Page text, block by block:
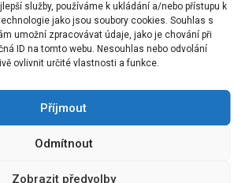
služby, používáme k ukládání a/nebo přístupu k
jako jsou soubory cookies. Souhlas s
umožní zpracovávat údaje, jako je chování při
ID na tomto webu. Nesouhlas nebo odvolání
ovlivnit určité vlastnosti a funkce.
Příjmout
Odmítnout
Zobrazit předvolby
s.r.o.
cookies (EU) | Ochrana osobních údajů